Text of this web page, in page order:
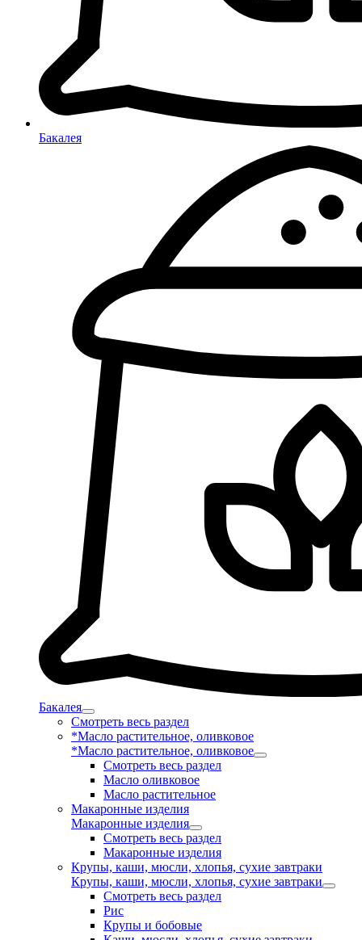
Бакалея
Бакалея
Смотреть весь раздел
*Масло растительное, оливковое
*Масло растительное, оливковое
Смотреть весь раздел
Масло оливковое
Масло растительное
Макаронные изделия
Макаронные изделия
Смотреть весь раздел
Макаронные изделия
Крупы, каши, мюсли, хлопья, сухие завтраки
Крупы, каши, мюсли, хлопья, сухие завтраки
Смотреть весь раздел
Рис
Крупы и бобовые